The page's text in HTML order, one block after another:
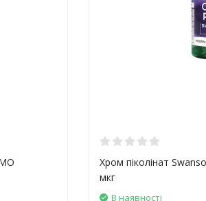
МО
Хром піколінат
мкг
В наявності